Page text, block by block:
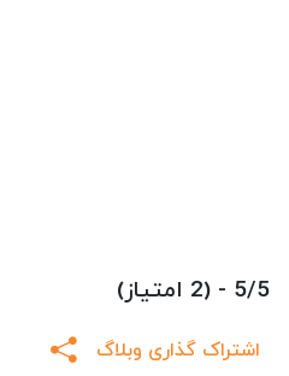
5/5 - (2 امتیاز)
اشتراک گذاری وبلاگ